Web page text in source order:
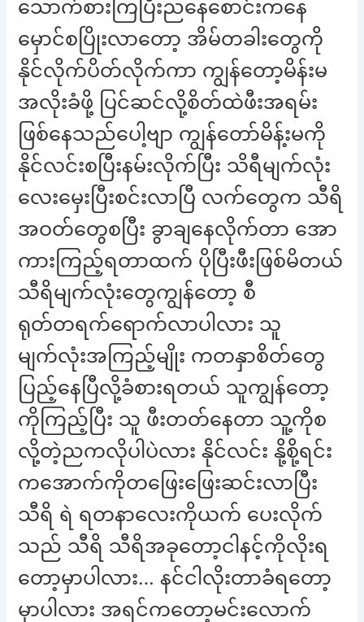
သောက်စားကြပြီးညနေစောင်းကနေ
မှောင်စပြိုးလာတော့ အိမ်တခါးတွေကို
နိုင်လိုက်ပိတ်လိုက်ကာ ကျွန်တော့မိန်းမ
အလိုးခံဖို့ ပြင်ဆင်လို့စိတ်ထဲဖီးအရမ်း
ဖြစ်နေသည်ပေါ့ဗျာ ကျွန်တော်မိန့်းမကို
နိုင်လင်းစပြီးနမ်းလိုက်ပြီး သိရီမျက်လုံး
လေးမှေးပြီးစင်းလာပြီ လက်တွေက သီရိ
အဝတ်တွေစပြီး ခွာချနေလိုက်တာ အော
ကားကြည့်ရတာထက် ပိုပြီးဖီးဖြစ်မိတယ်
သီရိမျက်လုံးတွေကျွန်တော့ စီ
ရုတ်တရက်ရောက်လာပါလား သူ
မျက်လုံးအကြည့်မျိုး ကတနှာစိတ်တွေ
ပြည့်နေပြီလို့ခံစားရတယ် သူကျွန်တော့
ကိုကြည့်ပြီး သူ ဖီးတတ်နေတာ သူ့ကိုစ
လို့တဲ့ညကလိုပါပဲလား နိုင်လင်း နို့စို့ရင်း
ကအောက်ကိုတဖြေးဖြေးဆင်းလာပြီး
သီရိ ရဲ ရတနာလေးကိုယက် ပေးလိုက်
သည် သီရိ သီရိအခုတော့ငါနင့်ကိုလိုးရ
တော့မှာပါလား… နင်ငါလိုးတာခံရတော့
မှာပါလား အရင်ကတော့မင်းလောက်